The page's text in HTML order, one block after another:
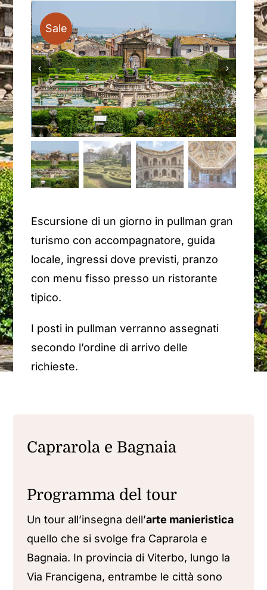
Sale
Escursione di un giorno in pullman gran
turismo con accompagnatore, guida
locale, ingressi dove previsti, pranzo
con menu fisso presso un ristorante
tipico.
I posti in pullman verranno assegnati
secondo l’ordine di arrivo delle
richieste.
Caprarola e Bagnaia
Programma del tour
Un tour all’insegna dell’arte manieristica
quello che si svolge fra Caprarola e
Bagnaia. In provincia di Viterbo, lungo la
Via Francigena, entrambe le città sono